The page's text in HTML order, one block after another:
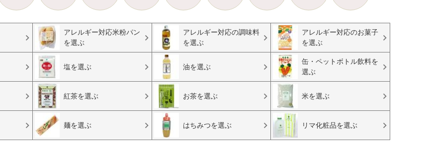
アレルギー対応米粉パン
を選ぶ
アレルギー対応の調味料
を選ぶ
アレルギー対応のお菓子
を選ぶ
塩を選ぶ 油を選ぶ
缶・ペットボトル飲料を
選ぶ
紅茶を選ぶ お茶を選ぶ 米を選ぶ
麺を選ぶ はちみつを選ぶ リマ化粧品を選ぶ